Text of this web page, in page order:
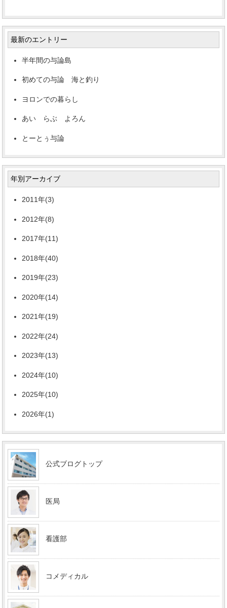
最新のエントリー
半年間の与論島
初めての与論 海と釣り
ヨロンでの暮らし
あい らぶ よろん
とーとぅ与論
年別アーカイブ
2011年(3)
2012年(8)
2017年(11)
2018年(40)
2019年(23)
2020年(14)
2021年(19)
2022年(24)
2023年(13)
2024年(10)
2025年(10)
2026年(1)
公式ブログトップ
医局
看護部
コメディカル